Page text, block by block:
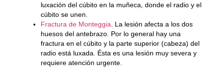
luxación del cúbito en la muñeca, donde el radio y el
cúbito se unen.
Fractura de Monteggia . La lesión afecta a los dos
huesos del antebrazo. Por lo general hay una
fractura en el cúbito y la parte superior (cabeza) del
radio está luxada. Ésta es una lesión muy severa y
requiere atención urgente.